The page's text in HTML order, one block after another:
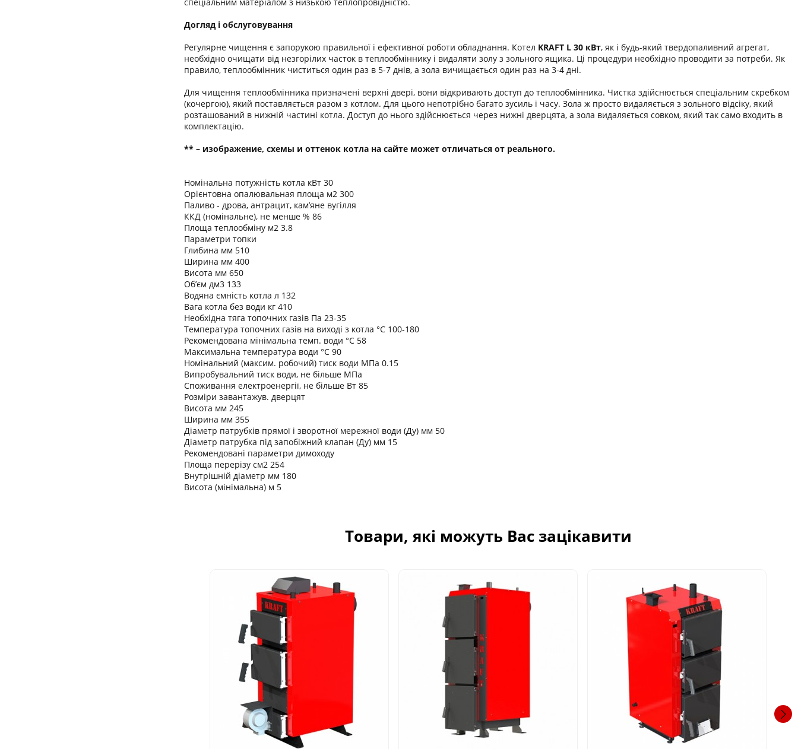
Догляд і обслуговування
Регулярне чищення є запорукою правильної і ефективної роботи обладнання. Котел KRAFT L 30 кВт, як і будь-який твердопаливний агрегат,
необхідно очищати від незгорілих часток в теплообміннику і видаляти золу з зольного ящика. Ці процедури необхідно проводити за потреби. Як
правило, теплообмінник чиститься один раз в 5-7 днів, а зола вичищається один раз на 3-4 дні.
Для чищення теплообмінника призначені верхні двері, вони відкривають доступ до теплообмінника. Чистка здійснюється спеціальним скребком
(кочергою), який поставляється разом з котлом. Для цього непотрібно багато зусиль і часу. Зола ж просто видаляється з зольного відсіку, який
розташований в нижній частині котла. Доступ до нього здійснюється через нижні дверцята, а зола видаляється совком, який так само входить в
комплектацію.
** – изображение, схемы и оттенок котла на сайте может отличаться от реального.
Номінальна потужність котла кВт 30
Орієнтовна опалювальная площа м2 300
Паливо - дрова, антрацит, кам’яне вугілля
ККД (номінальне), не менше % 86
Площа теплообміну м2 3.8
Параметри топки
Глибина мм 510
Ширина мм 400
Висота мм 650
Об’єм дм3 133
Водяна ємність котла л 132
Вага котла без води кг 410
Необхідна тяга топочних газів Па 23-35
Температура топочних газів на виході з котла °C 100-180
Рекомендована мінімальна темп. води °C 58
Максимальна температура води °C 90
Номінальний (максим. робочий) тиск води МПа 0.15
Випробувальний тиск води, не більше МПа
Споживання електроенергії, не більше Вт 85
Розміри завантажув. дверцят
Висота мм 245
Ширина мм 355
Діаметр патрубків прямої і зворотної мережної води (Ду) мм 50
Діаметр патрубка під запобіжний клапан (Ду) мм 15
Рекомендовані параметри димоходу
Площа перерізу см2 254
Внутрішній діаметр мм 180
Висота (мінімальна) м 5
Товари, які можуть Вас зацікавити